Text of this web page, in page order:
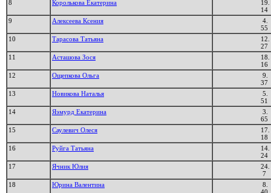
8
Королькова Екатерина
19.
14
9
Алексеева Ксения
4.
55
10
Тарасова Татьяна
12.
27
11
Асташова Зося
18.
16
12
Ощепкова Ольга
9.
37
13
Новикова Наталья
5.
51
14
Яэмурд Екатерина
3.
65
15
Саулевич Олеся
17.
18
16
Руйга Татьяна
14.
24
17
Ячник Юлия
24.
7
18
Юрина Валентина
8.